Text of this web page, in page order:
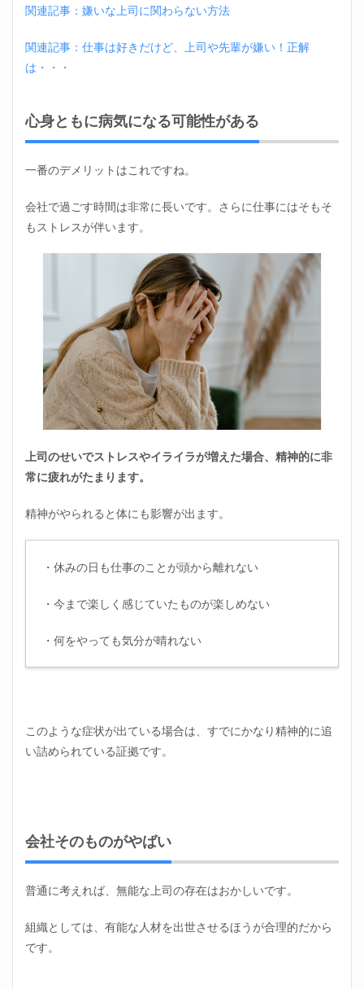
関連記事：嫌いな上司に関わらない方法
関連記事：仕事は好きだけど、上司や先輩が嫌い！正解
は・・・
心身ともに病気になる可能性がある
一番のデメリットはこれですね。
会社で過ごす時間は非常に長いです。さらに仕事にはそもそ
もストレスが伴います。
上司のせいでストレスやイライラが増えた場合、精神的に非
常に疲れがたまります。
精神がやられると体にも影響が出ます。
・休みの日も仕事のことが頭から離れない
・今まで楽しく感じていたものが楽しめない
・何をやっても気分が晴れない
このような症状が出ている場合は、すでにかなり精神的に追
い詰められている証拠です。
会社そのものがやばい
普通に考えれば、無能な上司の存在はおかしいです。
組織としては、有能な人材を出世させるほうが合理的だから
です。